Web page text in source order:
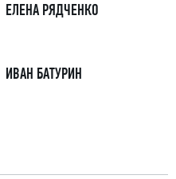
ЕЛЕНА РЯДЧЕНКО
ИВАН БАТУРИН